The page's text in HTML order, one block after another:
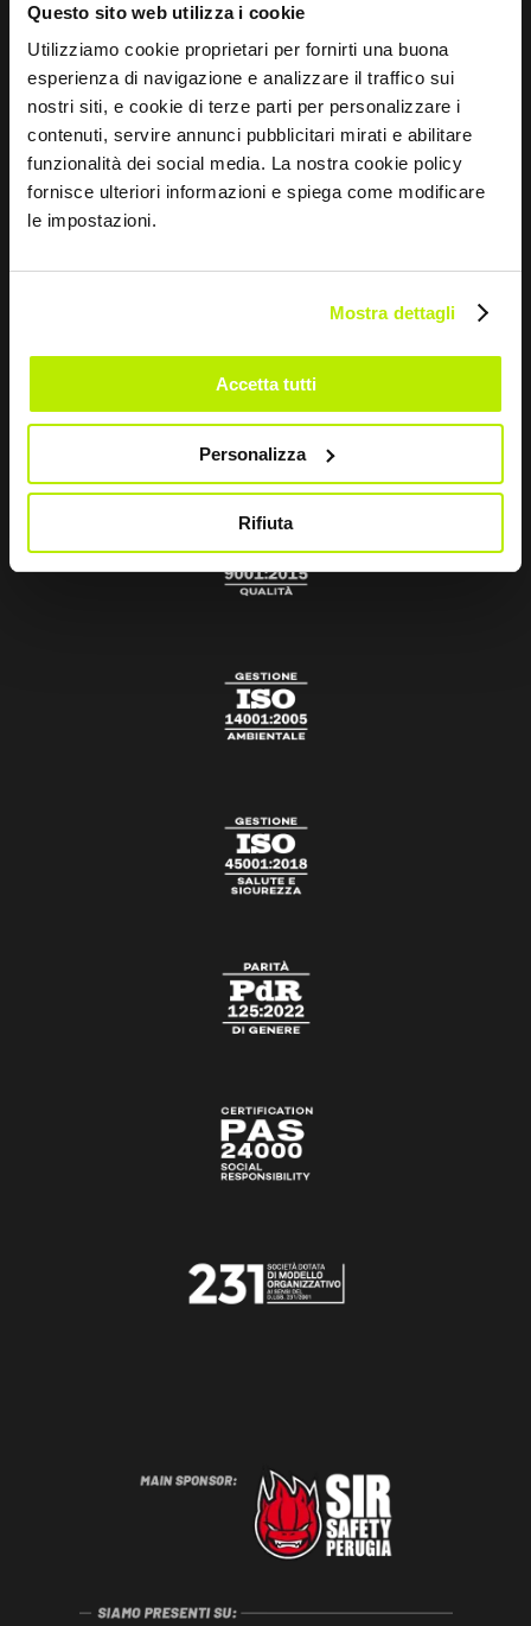
Questo sito web utilizza i cookie
Utilizziamo cookie proprietari per fornirti una buona
esperienza di navigazione e analizzare il traffico sui
nostri siti, e cookie di terze parti per personalizzare i
contenuti, servire annunci pubblicitari mirati e abilitare
funzionalità dei social media. La nostra cookie policy
fornisce ulteriori informazioni e spiega come modificare
le impostazioni.
Mostra dettagli
Accetta tutti
Personalizza
Rifiuta
Mentalità sportiva
CONTATTI
Via dei Fornaciai, 9, 06081 Assisi (PG) - Italia
+39 075 804 37 37
vendite@pec.sirsafety.com